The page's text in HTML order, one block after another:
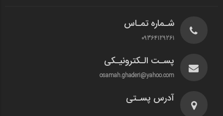
شـماره تمـاس
09364129261
پسـت الـکترونیـکی
osamah.ghaderi@yahoo.com
آدرس پسـتی